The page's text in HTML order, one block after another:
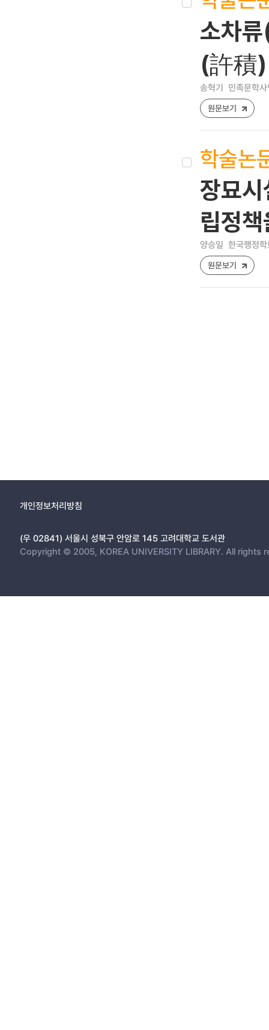
소차
(許積)
송혁기 민족문학
원문보기
학술논
장묘
립정
양승일 한국행정
원문보기
개인정보처리방침
(우 02841) 서울시 성북구 안암로 145 고려대학교 도서관
Copyright © 2005, KOREA UNIVERSITY LIBRARY. All rights